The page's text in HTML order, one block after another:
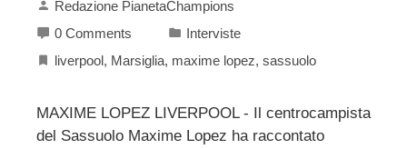
Redazione PianetaChampions
0 Comments
Interviste
liverpool, Marsiglia, maxime lopez, sassuolo
MAXIME LOPEZ LIVERPOOL - Il centrocampista
del Sassuolo Maxime Lopez ha raccontato